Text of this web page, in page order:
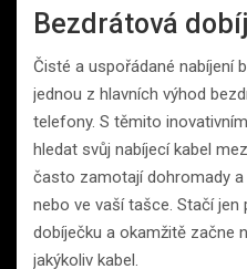
Bezdrátová
Čisté a uspořádané nabíjení
jednou z hlavních výhod
telefony. S těmito
hledat svůj nabíjecí kabel
často zamotají dohromady
nebo ve vaší tašce. Stačí
dobíječku a okamžitě začne
jakýkoliv kabel.